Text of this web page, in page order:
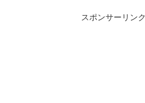
スポンサーリンク